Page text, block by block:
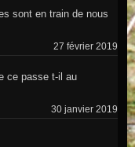
sont en train de nous
27 février 2019
ce passe t-il au
30 janvier 2019